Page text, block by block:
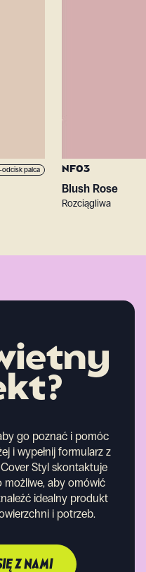
odcisk palca NF03
Blush Rose
Rozciągliwa
go poznać i pomóc
i wypełnij formularz z
Styl skontaktuje
możliwe, aby omówić
idealny produkt
i potrzeb.
Z NAMI